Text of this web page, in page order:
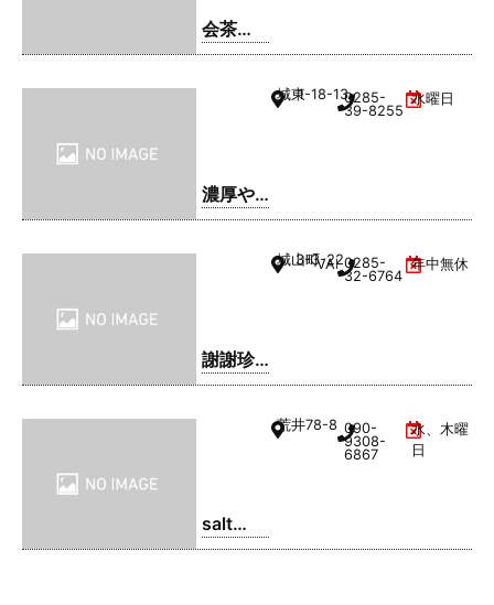
会茶
(AIAI
濃厚や
きそ
城東1-18-130285-
39-8255
水曜日
謝謝珍
珠 | シ
城山町3-3-22
VAL1階0285-
32-6764
年中無休
salt
coffee
荒井78-8 090-
9308-
6867
水、木曜
日